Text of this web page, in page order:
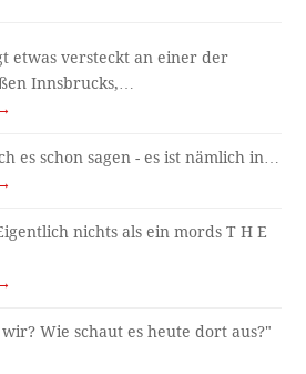
etwas versteckt an einer der
Innsbrucks,…
es schon sagen - es ist nämlich in…
nichts als ein mords T H E
Wie schaut es heute dort aus?"